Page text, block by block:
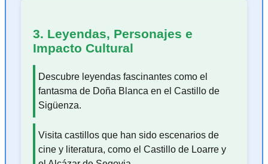
3. Leyendas, Personajes e
Impacto Cultural
Descubre leyendas fascinantes como el
fantasma de Doña Blanca en el Castillo de
Sigüenza.
Visita castillos que han sido escenarios de
cine y literatura, como el Castillo de Loarre y